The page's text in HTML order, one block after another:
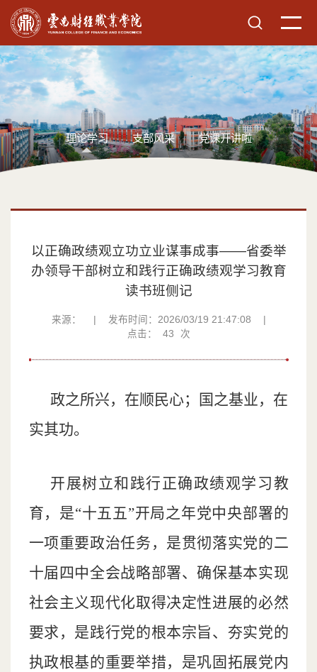
理论学习 支部风采 党课开讲啦
以正确政绩观立功立业谋事成事——省委举
办领导干部树立和践行正确政绩观学习教育
读书班侧记
来源： 发布时间：2026/03/19 21:47:08
点击：
43 次
政之所兴，在顺民心；国之基业，在
实其功。
开展树立和践行正确政绩观学习教
育，是“十五五”开局之年党中央部署的
一项重要政治任务，是贯彻落实党的二
十届四中全会战略部署、确保基本实现
社会主义现代化取得决定性进展的必然
要求，是践行党的根本宗旨、夯实党的
执政根基的重要举措，是巩固拓展党内